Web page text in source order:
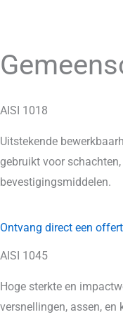
AISI 1018
Uitstekende
gebruikt voor schachten,
bevestigingsmiddelen.
Ontvang direct een
AISI 1045
Hoge sterkte en
versnellingen, assen, en